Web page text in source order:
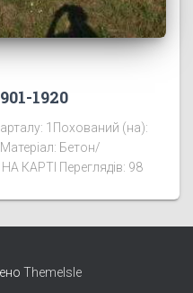
1920
1Похований (на):
Бетон/
КАРТІ Переглядів: 98
ThemeIsle